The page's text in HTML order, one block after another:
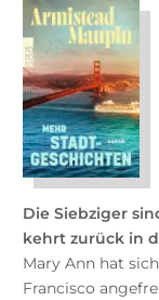
Die Siebziger
kehrt zurück in
Mary Ann hat
Francisco